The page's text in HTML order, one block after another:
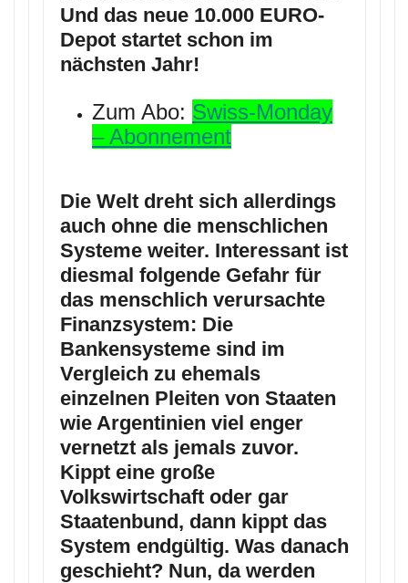
Und das neue 10.000 EURO-
Depot startet schon im
nächsten Jahr!
Zum Abo: Swiss-Monday
– Abonnement
Die Welt dreht sich allerdings
auch ohne die menschlichen
Systeme weiter. Interessant ist
diesmal folgende Gefahr für
das menschlich verursachte
Finanzsystem: Die
Bankensysteme sind im
Vergleich zu ehemals
einzelnen Pleiten von Staaten
wie Argentinien viel enger
vernetzt als jemals zuvor.
Kippt eine große
Volkswirtschaft oder gar
Staatenbund, dann kippt das
System endgültig. Was danach
geschieht? Nun, da werden